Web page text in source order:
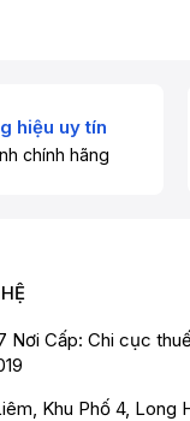
hiệu uy tín
chính hãng
Nơi Cấp: Chi cục
Khu Phố 4, Long